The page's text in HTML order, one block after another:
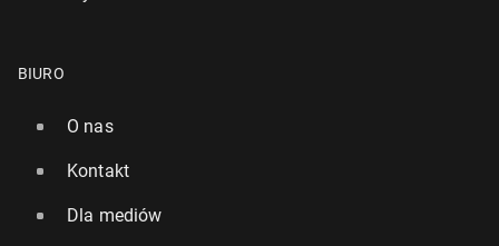
BIURO
O nas
Kontakt
Dla mediów